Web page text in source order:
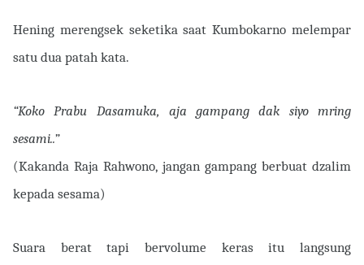
Hening merengsek seketika saat Kumbokarno melempar
satu dua patah kata.
“Koko Prabu Dasamuka, aja gampang dak siyo mring
sesami..”
(Kakanda Raja Rahwono, jangan gampang berbuat dzalim
kepada sesama)
Suara berat tapi bervolume keras itu langsung